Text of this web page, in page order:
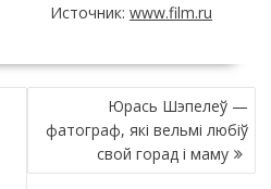
Источник:www.film.ru
Юрась Шэпелеў —
фатограф, які вельмі любіў
свой горад і маму